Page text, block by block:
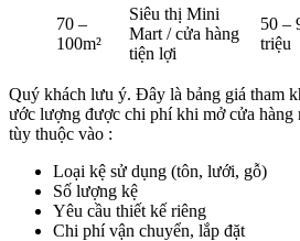
70 –
100m²
Siêu thị Mini
Mart / cửa hàng
tiện lợi
50 –
triệu
Quý khách lưu ý. Đây là bảng giá tham
ước lượng được chi phí khi mở cửa hàng
tùy thuộc vào :
Loại kệ sử dụng (tôn, lưới, gỗ)
Số lượng kệ
Yêu cầu thiết kế riêng
Chi phí vận chuyển, lắp đặt